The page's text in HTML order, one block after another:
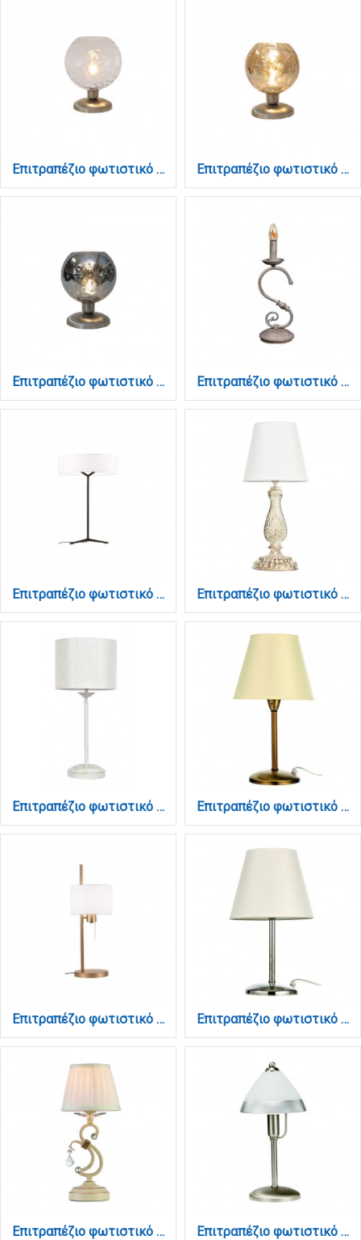
Επιτραπέζιο φωτιστικό από μέταλλο και διάφανο γυαλί 1XE27 D:30cm (3043-Transparent) Επιτραπέζιο φωτιστικό από μέταλλο και μελί γυαλί 1XE27 D:30cm (3043-Amber)
Επιτραπέζιο φωτιστικό από μέταλλο και φιμέ γυαλί 1XE27 D:30cm (3043-Fime) Επιτραπέζιο φωτιστικό από μέταλλο σε λευκή πατίνα 1XE14 D:37cm (3445)
Επιτραπέζιο φωτιστικό από μέταλλο σε μαύρή απόχρωση και υφασμάτινο καπέλο 24W 3000K D:40cm (3050-Black) Επιτραπέζιο φωτιστικό από μέταλλο σε μπεζ πατίνα και υφασμάτινο καπέλο 1XE14 D:40cm (3468)
Επιτραπέζιο φωτιστικό από μέταλλο σε μπεζ πατίνα και υφασμάτινο καπέλο 1XE27 D:54cm (3065) Επιτραπέζιο φωτιστικό από μέταλλο σε οξυντέ απόχρωση και υφασμάτινο καπέλο 1XE14 D:40cm (3425-Οξυντέ)
Επιτραπέζιο φωτιστικό από μέταλλο σε χρυσή απόχρωση και υφασμάτινο καπέλο 1XΕ27 D:38cm (3052-Golden) Επιτραπέζιο φωτιστικό από μέταλλο σε χρώμιο απόχρωση και υφασμάτινο καπέλο 1XE14 D:40cm (3425-Χρώμιο)
Επιτραπέζιο φωτιστικό από μπεζ μέταλλο κρύσταλλο και υφασμάτινο καπέλο 1XE13 D:40cm (3404) Επιτραπέζιο φωτιστικό από νίκελ ματ μέταλλο και ασημί γυαλί 1XE14 D:34cm (3432-Ασημί)